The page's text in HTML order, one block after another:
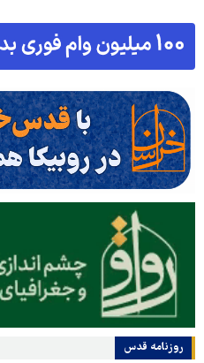
روزنامه قدس